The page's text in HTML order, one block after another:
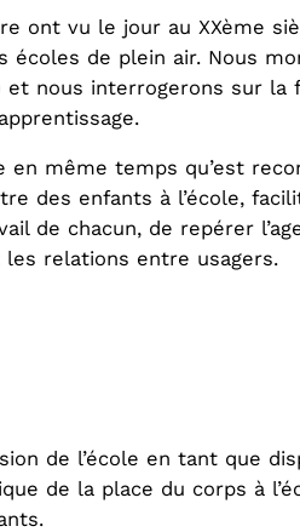
ont vu le jour au XXème
de plein air. Nous
et nous interrogerons sur
même temps qu’est
des enfants à l’école,
de chacun, de repérer
relations entre usagers.
de l’école en tant que
de la place du corps à